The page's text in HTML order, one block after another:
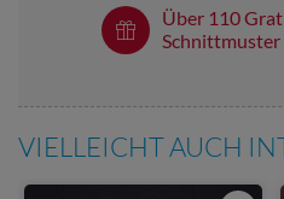
Über 110
Schnittmuster
VIELLEICHT AUCH